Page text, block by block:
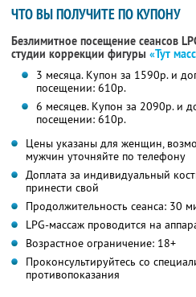
ЧТО ВЫ ПОЛУЧИТЕ ПО КУПОНУ
Безлимитное посещение сеансов
студии коррекции фигуры «Тут
3 месяца. Купон за 1590р. и
посещении: 610р.
6 месяцев. Купон за 2090р. и
посещении: 610р.
Цены указаны для женщин,
мужчин уточняйте по телефону
Доплата за индивидуальный
принести свой
Продолжительность сеанса: 30
LPG-массаж проводится на
Возрастное ограничение: 18+
Проконсультируйтесь со
противопоказания